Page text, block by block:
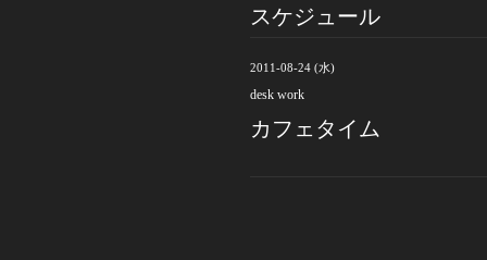
スケジュール
2011-08-24 (水)
desk work
カフェタイム